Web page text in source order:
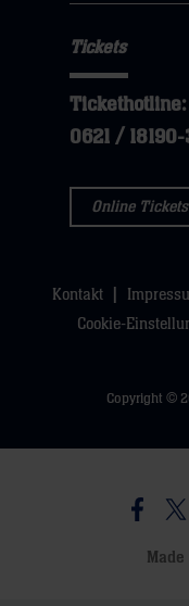
Tickets
Tickethotline:
0621 /
Online
Kontakt
Cookie-
Copyright ©